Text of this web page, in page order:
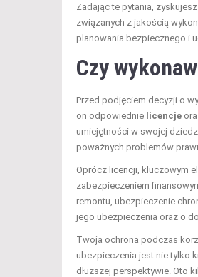
Zadając te pytania,
związanych z jakością
planowania bezpiecznego i
Czy
Przed podjęciem decyzji o
on odpowiednie licencje
umiejętności w swojej
poważnych problemów
Oprócz licencji, kluczowym
zabezpieczeniem
remontu, ubezpieczenie
jego ubezpieczenia oraz o
Twoja ochrona podczas
ubezpieczenia jest nie tylko
dłuższej perspektywie. Oto